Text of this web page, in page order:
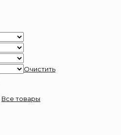
Очистить
Все товары